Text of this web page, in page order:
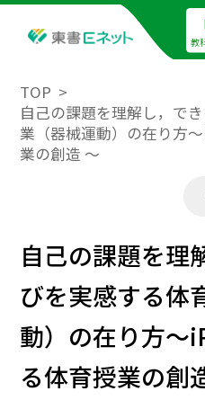
教
TOP
自己の課題を理解し，で
業（器械運動）の在り方
業の創造 ～
自己の課題を理
びを実感する体
動）の在り方～
る体育授業の創